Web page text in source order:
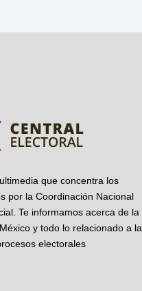
que concentra los
por la Coordinación Nacional
Te informamos acerca de la
y todo lo relacionado a la
electorales